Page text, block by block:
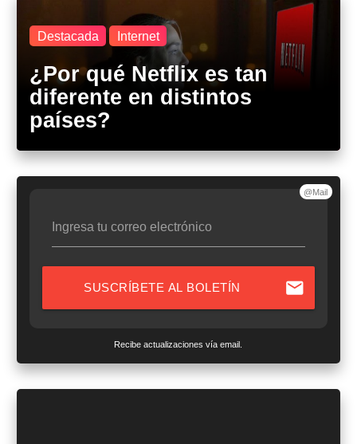
Destacada Internet
¿Por qué Netflix es tan
diferente en distintos
países?
@Mail
Ingresa tu correo electrónico
SUSCRÍBETE AL BOLETÍN mail
Recibe actualizaciones vía email.